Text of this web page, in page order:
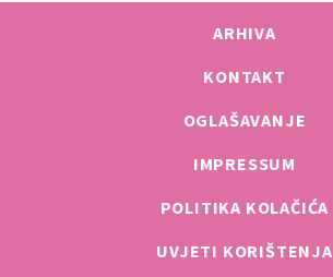
ARHIVA
KONTAKT
OGLAŠAVANJE
IMPRESSUM
POLITIKA KOLAČIĆA
UVJETI KORIŠTENJA